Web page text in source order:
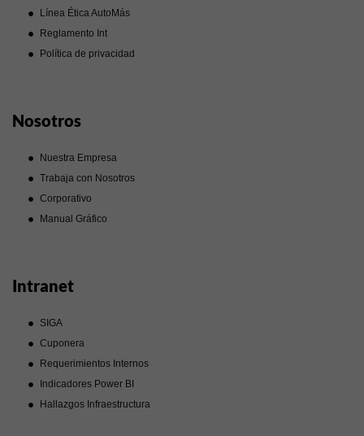
Línea Ética AutoMás
Reglamento Int
Política de privacidad
Nosotros
Nuestra Empresa
Trabaja con Nosotros
Corporativo
Manual Gráfico
Intranet
SIGA
Cuponera
Requerimientos Internos
Indicadores Power BI
Hallazgos Infraestructura